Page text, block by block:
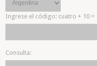
Ingrese el código: cuatro + 10 =
Consulta: